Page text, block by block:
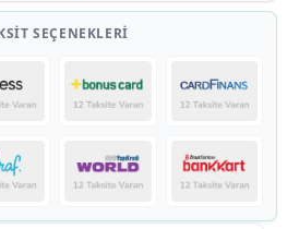
SEÇENEKLERI